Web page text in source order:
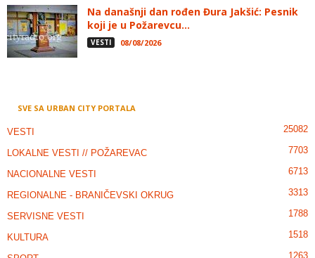
Na današnji dan rođen Đura Jakšić: Pesnik
koji je u Požarevcu...
VESTI 08/08/2026
SVE SA URBAN CITY PORTALA
VESTI 25082
LOKALNE VESTI // POŽAREVAC 7703
NACIONALNE VESTI 6713
REGIONALNE - BRANIČEVSKI OKRUG 3313
SERVISNE VESTI 1788
KULTURA 1518
1263